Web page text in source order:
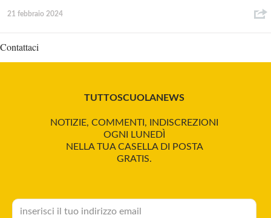
21 febbraio 2024
Contattaci
TUTTOSCUOLANEWS
NOTIZIE, COMMENTI, INDISCREZIONI
OGNI LUNEDÌ
NELLA TUA CASELLA DI POSTA
GRATIS.